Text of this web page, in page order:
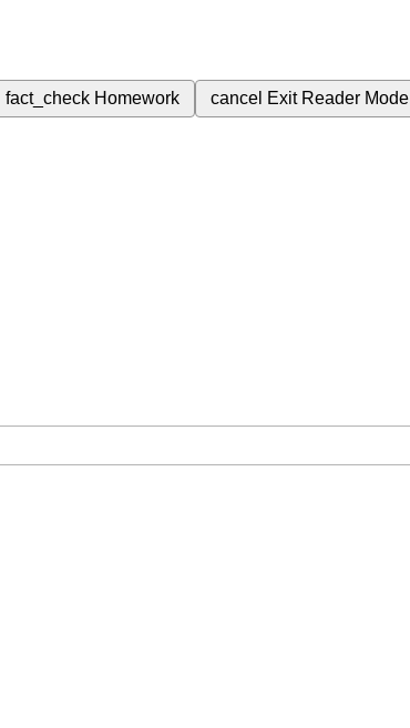
fact_check Homework cancel Exit Reader Mode